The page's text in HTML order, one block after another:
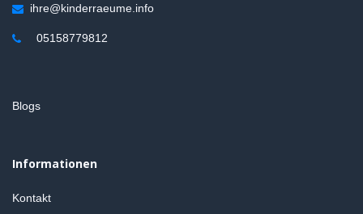
ihre@kinderraeume.info
05158779812
Blogs
Informationen
Kontakt